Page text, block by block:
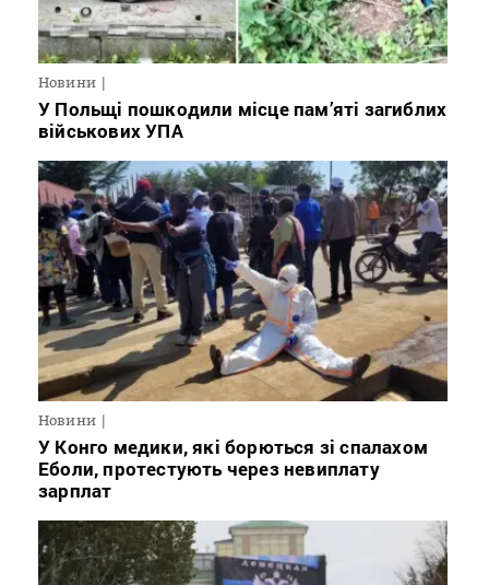
Новини
У Польщі пошкодили місце пам’яті загиблих
військових УПА
Новини
У Конго медики, які борються зі спалахом
Еболи, протестують через невиплату
зарплат